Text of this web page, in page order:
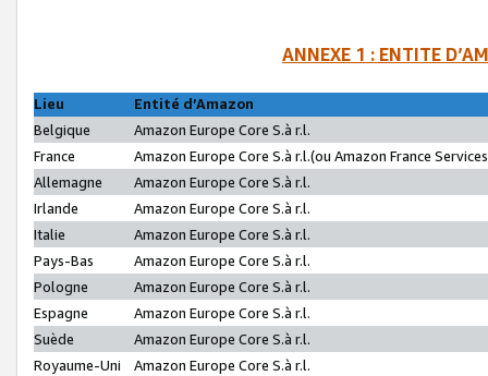
ANNEXE 1 : ENTITE
Lieu
Entité d’Amazon
Belgique
Amazon Europe Core S.à r.l.
France
Amazon Europe Core S.à r.l.(ou Amazon France
Allemagne
Amazon Europe Core S.à r.l.
Irlande
Amazon Europe Core S.à r.l.
Italie
Amazon Europe Core S.à r.l.
Pays-Bas
Amazon Europe Core S.à r.l.
Pologne
Amazon Europe Core S.à r.l.
Espagne
Amazon Europe Core S.à r.l.
Suède
Amazon Europe Core S.à r.l.
Royaume-Uni
Amazon Europe Core S.à r.l.